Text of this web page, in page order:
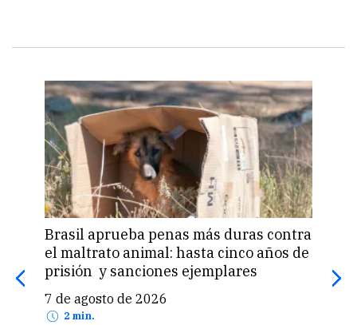
Brasil aprueba penas más duras contra
el maltrato animal: hasta cinco años de
prisión y sanciones ejemplares
7 de agosto de 2026
2 min.